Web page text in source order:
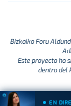
Bizkaiko Foru
Este proyecto ha
dentro del
EN